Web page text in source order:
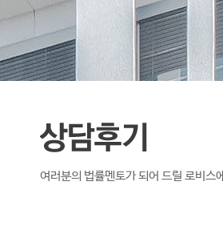
여러분의 법률멘토가 되어 드릴 로비스